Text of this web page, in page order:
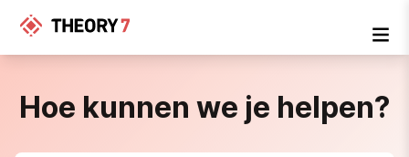
Hoe kunnen we je helpen?